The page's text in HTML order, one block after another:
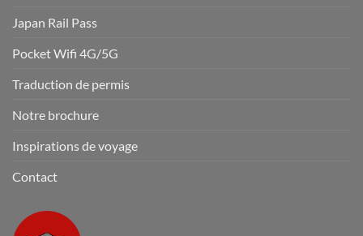
Japan Rail Pass
Pocket Wifi 4G/5G
Traduction de permis
Notre brochure
Inspirations de voyage
Contact